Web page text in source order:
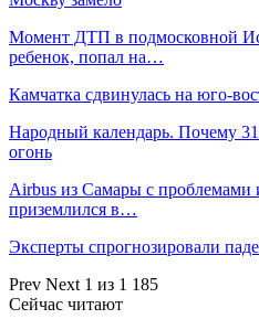
Момент ДТП в подмосковной
ребенок, попал на…
Камчатка сдвинулась на юго-
Народный календарь. Почему
огонь
Airbus из Самары с проблемами
приземлился в…
Эксперты спрогнозировали
Prev Next 1 из 1 185
Сейчас читают